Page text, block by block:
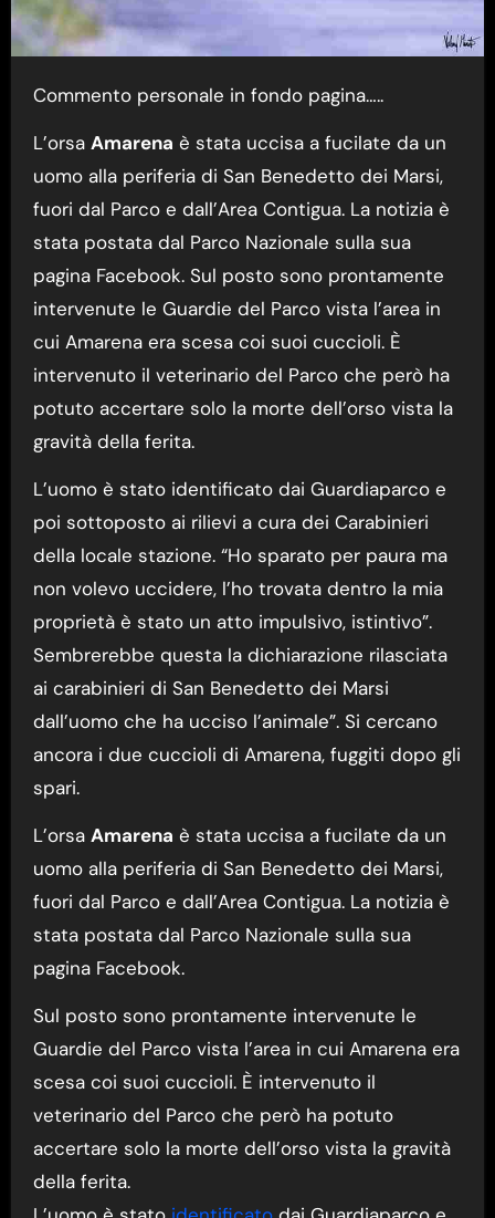
Commento personale in fondo pagina…..
L’orsa Amarena è stata uccisa a fucilate da un
uomo alla periferia di San Benedetto dei Marsi,
fuori dal Parco e dall’Area Contigua. La notizia è
stata postata dal Parco Nazionale sulla sua
pagina Facebook. Sul posto sono prontamente
intervenute le Guardie del Parco vista l’area in
cui Amarena era scesa coi suoi cuccioli. È
intervenuto il veterinario del Parco che però ha
potuto accertare solo la morte dell’orso vista la
gravità della ferita.
L’uomo è stato identificato dai Guardiaparco e
poi sottoposto ai rilievi a cura dei Carabinieri
della locale stazione. “Ho sparato per paura ma
non volevo uccidere, l’ho trovata dentro la mia
proprietà è stato un atto impulsivo, istintivo”.
Sembrerebbe questa la dichiarazione rilasciata
ai carabinieri di San Benedetto dei Marsi
dall’uomo che ha ucciso l’animale”. Si cercano
ancora i due cuccioli di Amarena, fuggiti dopo gli
spari.
L’orsa Amarena è stata uccisa a fucilate da un
uomo alla periferia di San Benedetto dei Marsi,
fuori dal Parco e dall’Area Contigua. La notizia è
stata postata dal Parco Nazionale sulla sua
pagina Facebook.
Sul posto sono prontamente intervenute le
Guardie del Parco vista l’area in cui Amarena era
scesa coi suoi cuccioli. È intervenuto il
veterinario del Parco che però ha potuto
accertare solo la morte dell’orso vista la gravità
della ferita.